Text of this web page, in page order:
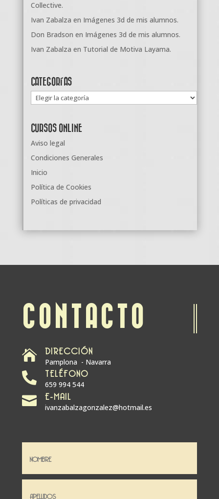
Collective.
Ivan Zabalza en Imágenes 3d de mis alumnos.
Don Bradson en Imágenes 3d de mis alumnos.
Ivan Zabalza en Tutorial de Motiva Layama.
CATEGORÍAS
Categorías
CURSOS ONLINE
Aviso legal
Condiciones Generales
Inicio
Política de Cookies
Políticas de privacidad
CONTACTO
 DIRECCIÓN
Pamplona - Navarra
 TELÉFONO
659 994 544
 E-MAIL
ivanzabalzagonzalez@hotmail.es